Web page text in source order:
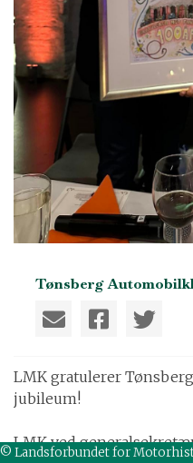
Tønsberg
LMK gratulerer
jubileum!
LMK ved
© Landsforbundet for